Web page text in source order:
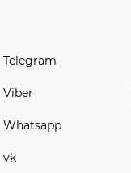
Telegram
Viber
Whatsapp
vk